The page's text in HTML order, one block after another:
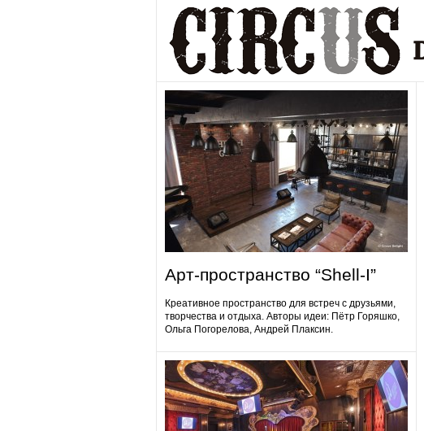
Арт-пространство “Shell-I”
Креативное пространство для встреч с друзьями,
творчества и отдыха. Авторы идеи: Пётр Горяшко,
Ольга Погорелова, Андрей Плаксин.